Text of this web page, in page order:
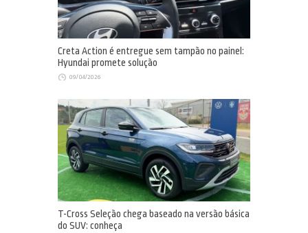
Creta Action é entregue sem tampão no painel:
Hyundai promete solução
09/04/2026
T-Cross Seleção chega baseado na versão básica
do SUV: conheça